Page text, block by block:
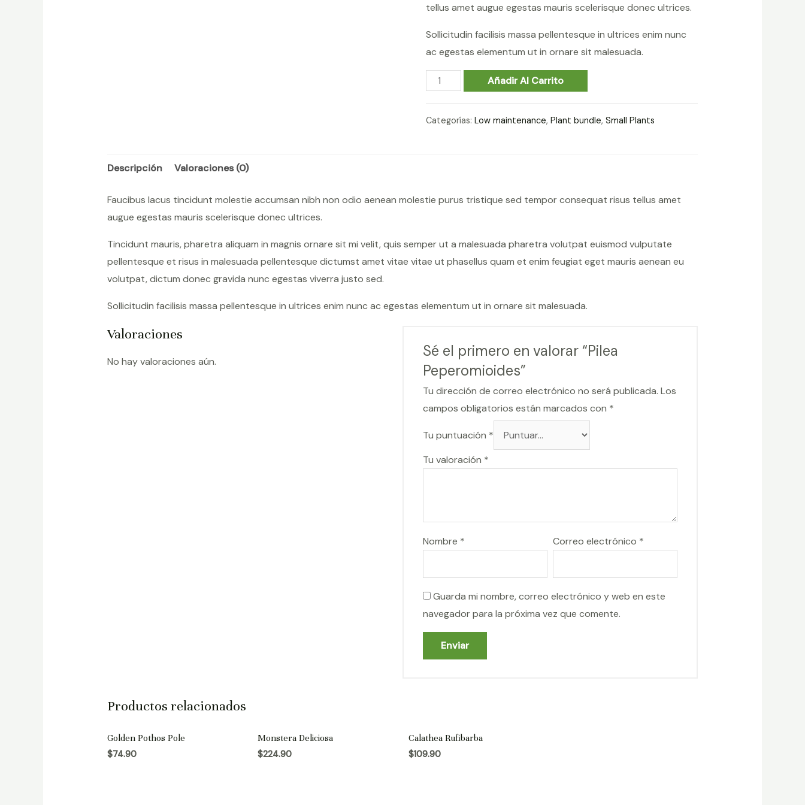
tellus amet augue egestas mauris scelerisque donec ultrices.
Sollicitudin facilisis massa pellentesque in ultrices enim nunc
ac egestas elementum ut in ornare sit malesuada.
Pilea
Peperomioides
Añadir Al Carrito
Categorías:Low maintenance,Plant bundle,Small Plants
Descripción Valoraciones (0)
Faucibus lacus tincidunt molestie accumsan nibh non odio aenean molestie purus tristique sed tempor consequat risus tellus amet
augue egestas mauris scelerisque donec ultrices.
Tincidunt mauris, pharetra aliquam in magnis ornare sit mi velit, quis semper ut a malesuada pharetra volutpat euismod vulputate
pellentesque et risus in malesuada pellentesque dictumst amet vitae vitae ut phasellus quam et enim feugiat eget mauris aenean eu
volutpat, dictum donec gravida nunc egestas viverra justo sed.
Sollicitudin facilisis massa pellentesque in ultrices enim nunc ac egestas elementum ut in ornare sit malesuada.
Valoraciones
No hay valoraciones aún.
Sé el primero en valorar “Pilea
Peperomioides”
Tu dirección de correo electrónico no será publicada. Los
campos obligatorios están marcados con *
Tu puntuación *
Tu valoración *
Nombre * Correo electrónico *
Guarda mi nombre, correo electrónico y web en este
navegador para la próxima vez que comente.
Productos relacionados
Golden Pothos Pole
$74.90
Monstera Deliciosa
$224.90
Calathea Rufibarba
$109.90